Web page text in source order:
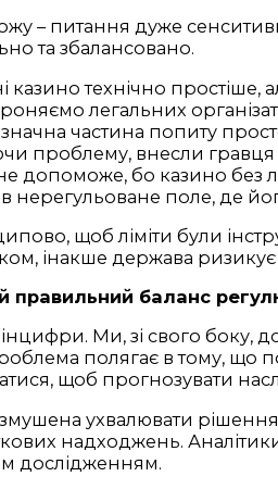
– питання дуже
та збалансовано.
казино технічно
легальних
частина попиту
проблему, внесли гравця
допоможе, бо казино без
нерегульоване поле, де
щоб ліміти були
інакше держава
баланс
Ми, зі свого боку,
полягає в тому, що
щоб прогнозувати
ухвалювати
надходжень.
дослідженням.